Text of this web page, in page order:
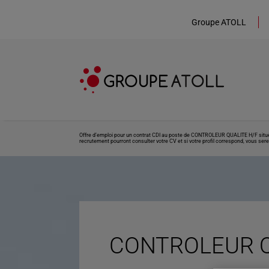
Groupe ATOLL
Offre d’emploi pour un contrat CDI au poste de CONTROLEUR QUALITE H/F
recrutement pourront consulter votre CV et si votre profil correspond, vous
CONTROLEUR